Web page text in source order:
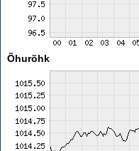
Õhurõhk